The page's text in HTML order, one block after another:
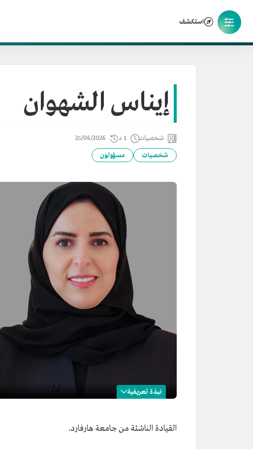
استكشف
إيناس الشهوان
شخصيات 1 د 25/06/2026
شخصيات مسؤولون
نبذة تعريفية
الاسم:
إيناس الشهوان.
القيادة الناشئة من جامعة هارفارد.